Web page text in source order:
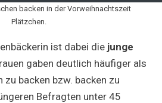
backen in der Vorweihnachtszeit
Plätzchen.
ist dabei die junge
gaben deutlich häufiger als
zu backen bzw. backen zu
Befragten unter 45